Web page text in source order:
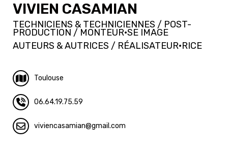
VIVIEN CASAMIAN
TECHNICIENS & TECHNICIENNES / POST-
PRODUCTION / MONTEUR·SE IMAGE
AUTEURS & AUTRICES / RÉALISATEUR·RICE
Toulouse
06.64.19.75.59
viviencasamian gmail.com